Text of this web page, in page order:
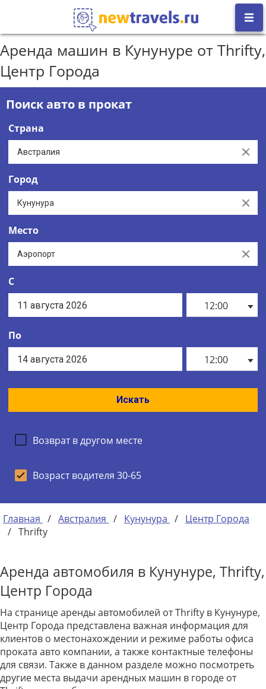
Аренда машин в Кунунуре от Thrifty,
Центр Города
Поиск авто в прокат
Страна
Clear
Город
Clear
Место
Clear
С
12:00
По
12:00
Искать
Возврат в другом месте
Возраст водителя 30-65
Главная / Австралия / Кунунура / Центр Города
/ Thrifty
Аренда автомобиля в Кунунуре, Thrifty,
Центр Города
На странице аренды автомобилей от Thrifty в Кунунуре,
Центр Города представлена важная информация для
клиентов о местонахождении и режиме работы офиса
проката авто компании, а также контактные телефоны
для связи. Также в данном разделе можно посмотреть
другие места выдачи арендных машин в городе от